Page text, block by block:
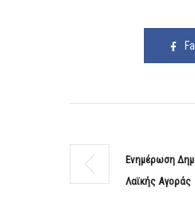
Ενημέρωση
Λαϊκής Αγοράς